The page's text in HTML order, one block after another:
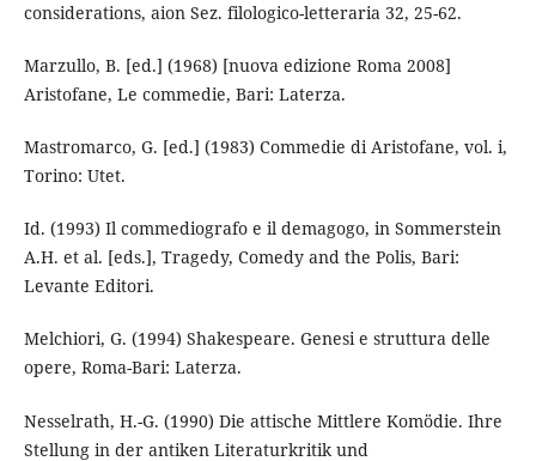
considerations, aion Sez. filologico-letteraria 32, 25-62.
Marzullo, B. [ed.] (1968) [nuova edizione Roma 2008]
Aristofane, Le commedie, Bari: Laterza.
Mastromarco, G. [ed.] (1983) Commedie di Aristofane, vol. i,
Torino: Utet.
Id. (1993) Il commediografo e il demagogo, in Sommerstein
A.H. et al. [eds.], Tragedy, Comedy and the Polis, Bari:
Levante Editori.
Melchiori, G. (1994) Shakespeare. Genesi e struttura delle
opere, Roma-Bari: Laterza.
Nesselrath, H.-G. (1990) Die attische Mittlere Komödie. Ihre
Stellung in der antiken Literaturkritik und